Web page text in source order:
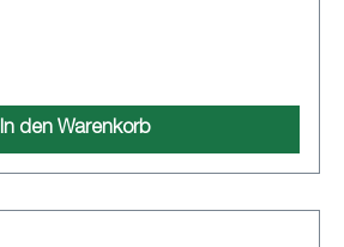
In den Warenkorb